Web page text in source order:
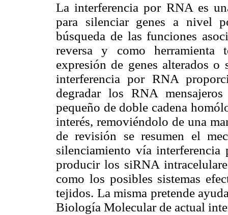
La interferencia por RNA es
para silenciar genes a nivel
búsqueda de las funciones
reversa y como herramienta
expresión de genes alterados o
interferencia por RNA
degradar los RNA
pequeño de doble cadena
interés, removiéndolo de una
de revisión se resumen el
silenciamiento vía
producir los siRNA
como los posibles sistemas
tejidos. La misma pretende
Biología Molecular de actual